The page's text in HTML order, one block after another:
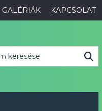
GALÉRIÁK KAPCSOLAT